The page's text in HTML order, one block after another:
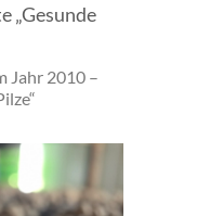
„Gesunde
Jahr 2010 –